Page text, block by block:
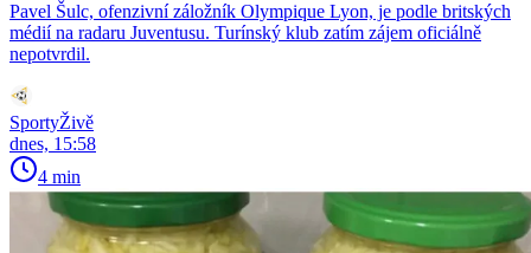
Pavel Šulc, ofenzivní záložník Olympique Lyon, je podle britských
médií na radaru Juventusu. Turínský klub zatím zájem oficiálně
nepotvrdil.
SportyŽivě
dnes, 15:58
4 min